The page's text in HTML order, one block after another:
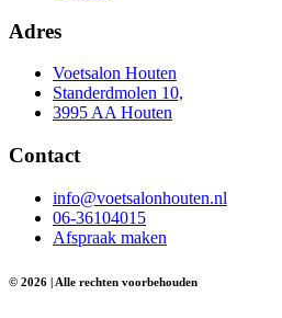
Adres
Voetsalon Houten
Standerdmolen 10,
3995 AA Houten
Contact
info@voetsalonhouten.nl
06-36104015
Afspraak maken
© 2026 | Alle rechten voorbehouden